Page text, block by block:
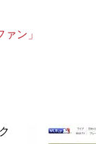
ン」